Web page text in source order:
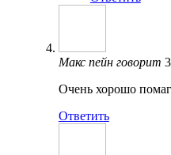
Макс пейн говорит
Очень хорошо
Ответить